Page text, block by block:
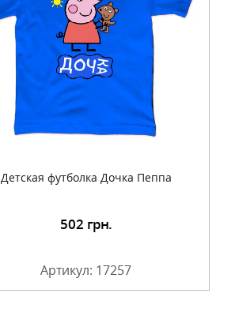
Детская футболка Дочка Пеппа
502 грн.
Артикул: 17257